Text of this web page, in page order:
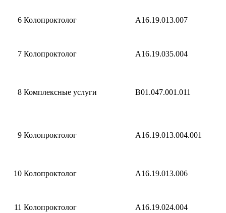
6 Колопроктолог A16.19.013.007
7 Колопроктолог A16.19.035.004
8 Комплексные услуги B01.047.001.011
9 Колопроктолог A16.19.013.004.001
10 Колопроктолог A16.19.013.006
11 Колопроктолог A16.19.024.004